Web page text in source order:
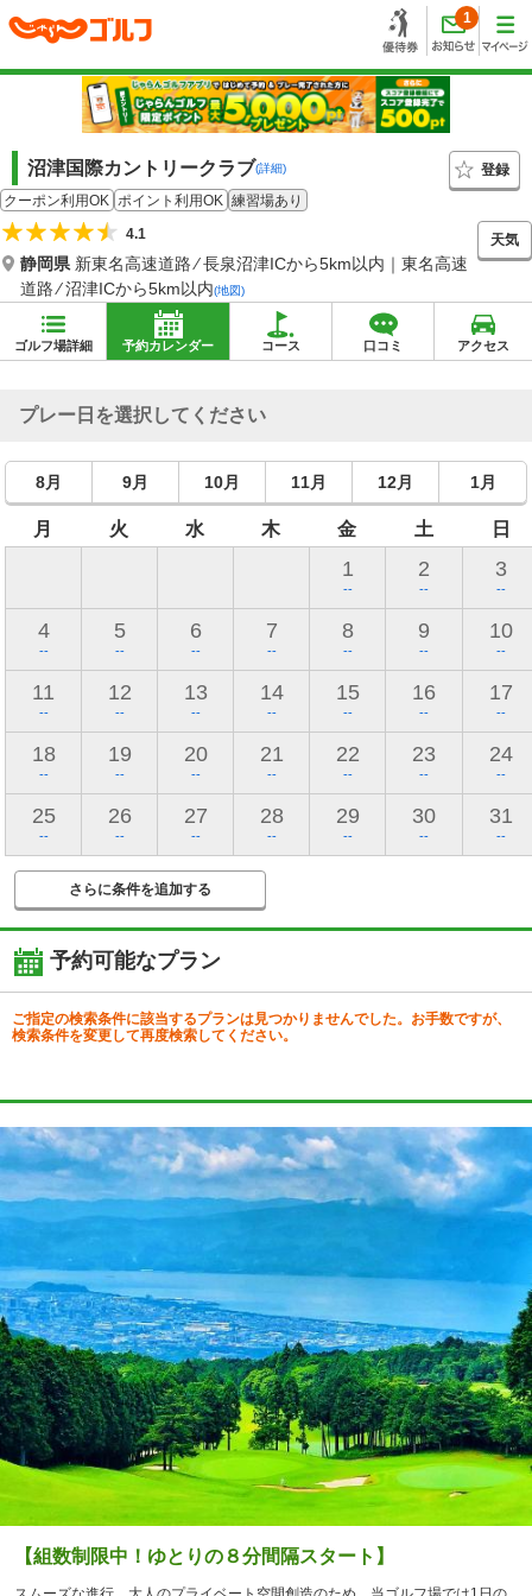
1
沼津国際カントリークラブ(詳細)
登録
クーポン利用OK ポイント利用OK 練習場あり
4.1
静岡県 新東名高速道路 ⁄ 長泉沼津ICから5km以内｜東名高速
道路 ⁄ 沼津ICから5km以内(地図)
天気
ゴルフ場詳細 予約カレンダー コース 口コミ アクセス
プレー日を選択してください
8月 9月 10月 11月 12月 1月
月 火 水 木 金 土 日
1
--
2
--
3
--
4
--
5
--
6
--
7
--
8
--
9
--
10
--
11
--
12
--
13
--
14
--
15
--
16
--
17
--
18
--
19
--
20
--
21
--
22
--
23
--
24
--
25
--
26
--
27
--
28
--
29
--
30
--
31
--
さらに条件を追加する
予約可能なプラン
ご指定の検索条件に該当するプランは見つかりませんでした。お手数ですが、
検索条件を変更して再度検索してください。
【組数制限中！ゆとりの８分間隔スタート】